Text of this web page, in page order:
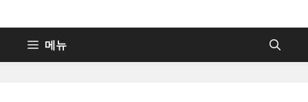
텐
로
메뉴